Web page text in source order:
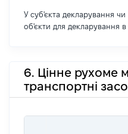
У суб'єкта декларування чи
об'єкти для декларування в
6. Цінне рухоме
транспортні